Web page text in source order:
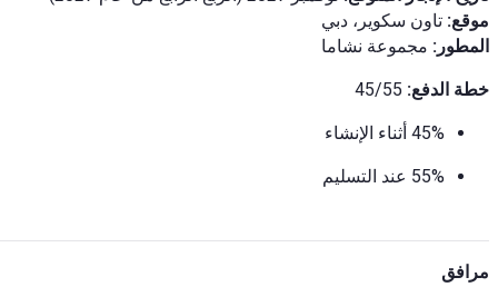
موقع: تاون سكوير، دبي
المطور: مجموعة نشاما
خطة الدفع:
45% أثناء الإنشاء
55% عند التسليم
مرافق